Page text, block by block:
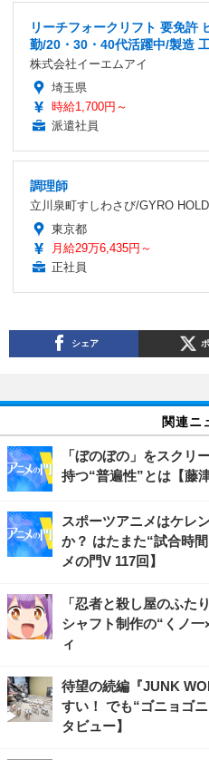
リーチフォークリフト 要免許
勤/20・30・40代活躍中/製造
株式会社イーエムアイ
埼玉県
時給1,700円～
派遣社員
調理師
立川泉町すしわさび/GYRO
東京都
月給29万6,435円～
正社員
シェア
関連ニ
「ぼのぼの」をスク
持つ“普遍性”とは【藤
スポーツアニメはケレ
か？ はたまた“試合時
メの門V 117回】
「忍者と殺し屋のふた
シャフト制作の“くノ
ィ
待望の続編『JUNK
すい！ でも“ゴニョゴ
タビュー】